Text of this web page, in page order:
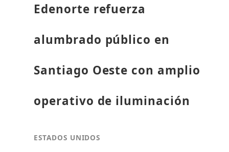
Edenorte refuerza
alumbrado público en
Santiago Oeste con amplio
operativo de iluminación
ESTADOS UNIDOS